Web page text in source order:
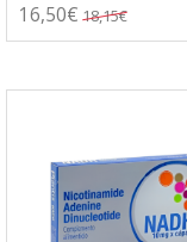
16,50€ 18,15€